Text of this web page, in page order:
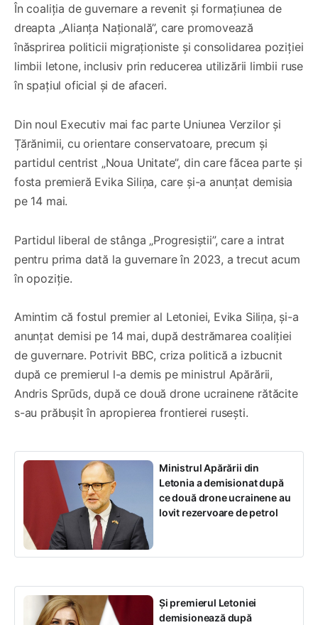
În coaliția de guvernare a revenit și formațiunea de
dreapta „Alianța Națională”, care promovează
înăsprirea politicii migraționiste și consolidarea poziției
limbii letone, inclusiv prin reducerea utilizării limbii ruse
în spațiul oficial și de afaceri.
Din noul Executiv mai fac parte Uniunea Verzilor și
Țărănimii, cu orientare conservatoare, precum și
partidul centrist „Noua Unitate”, din care făcea parte și
fosta premieră Evika Siliņa, care și-a anunțat demisia
pe 14 mai.
Partidul liberal de stânga „Progresiștii”, care a intrat
pentru prima dată la guvernare în 2023, a trecut acum
în opoziție.
Amintim că fostul premier al Letoniei, Evika Siliņa, și-a
anunțat demisi pe 14 mai, după destrămarea coaliției
de guvernare. Potrivit BBC, criza politică a izbucnit
după ce premierul l-a demis pe ministrul Apărării,
Andris Sprūds, după ce două drone ucrainene rătăcite
s-au prăbușit în apropierea frontierei rusești.
Ministrul Apărării din
Letonia a demisionat după
ce două drone ucrainene au
lovit rezervoare de petrol
Și premierul Letoniei
demisionează după